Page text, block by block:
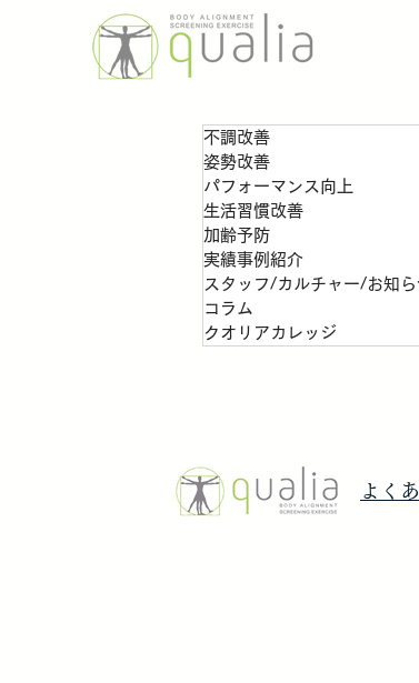
不調改善
姿勢改善
パフォーマンス向上
生活習慣改善
加齢予防
実績事例紹介
スタッフ/カルチャー/お知
コラム
クオリアカレッジ
よく